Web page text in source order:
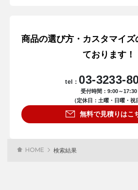
商品の選び方・カスタマイズ
ております！
tel： 03-3233-
受付時間：9:00～17:30
（定休日：土曜・日曜・祝
無料で見積りはこ
HOME 検索結果